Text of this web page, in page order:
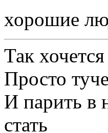
хорошие
Так
Просто
И парить в
стать